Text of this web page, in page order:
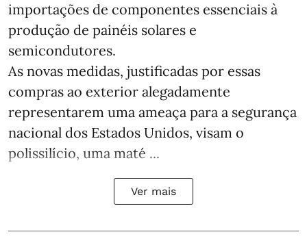
importações de componentes essenciais à
produção de painéis solares e
semicondutores.
As novas medidas, justificadas por essas
compras ao exterior alegadamente
representarem uma ameaça para a segurança
nacional dos Estados Unidos, visam o
polissilício, uma maté ...
Ver mais